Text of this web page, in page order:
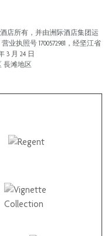
店所有，并由洲际酒店集团运
业执照号 1700572981，经坚江省
3 月 24 日
長滩地区